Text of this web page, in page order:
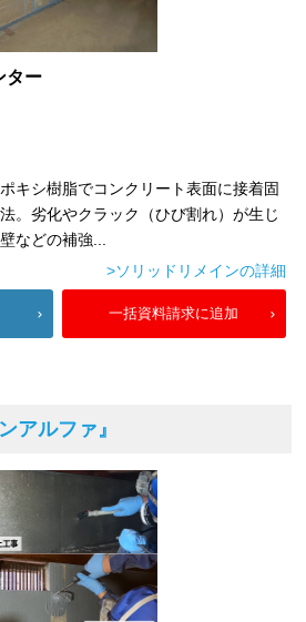
ター
キシ樹脂でコンクリート表面に接着固
。劣化やクラック（ひび割れ）が生じ
などの補強...
>ソリッドリメインの詳細
一括資料請求に追加
アルファ』